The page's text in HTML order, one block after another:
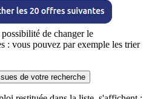
de changer le
: vous pouvez par exemple les trier
de votre recherche